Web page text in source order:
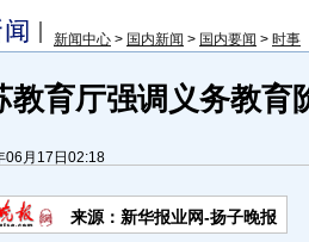
新闻中心 > 国内新闻 > 国内要闻 > 时事
教育厅强调义务教育
06月17日02:18
来源：新华报业网-扬子晚报